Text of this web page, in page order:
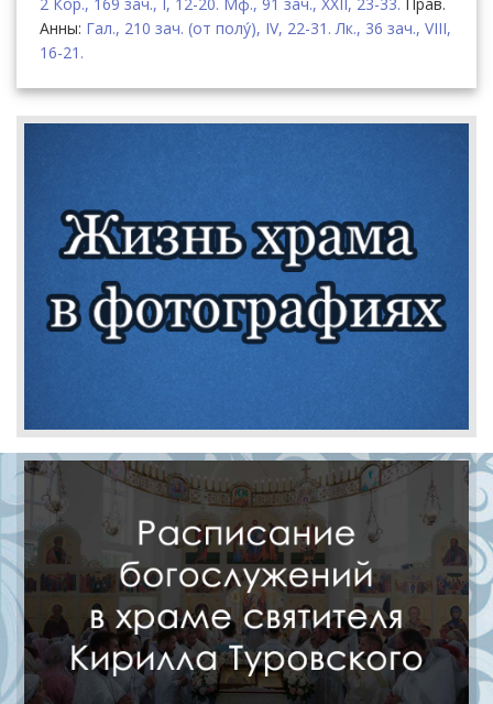
Анны: Гал., 210 зач. (от полу́), IV, 22-31. Лк., 36 зач., VIII,
16-21.